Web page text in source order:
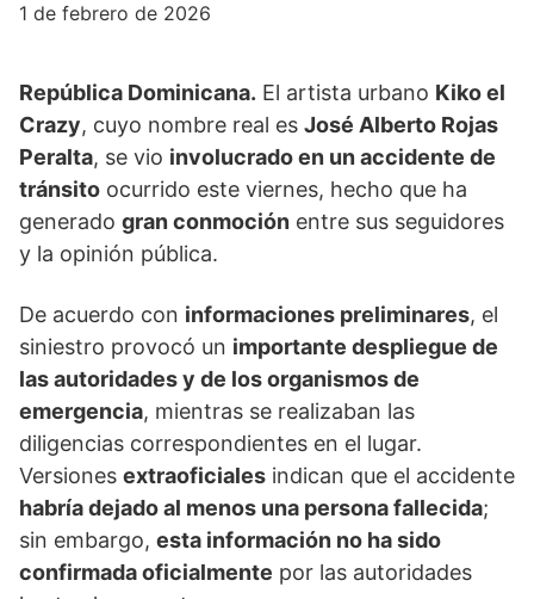
1 de febrero de 2026
República Dominicana. El artista urbano Kiko el
Crazy, cuyo nombre real es José Alberto Rojas
Peralta, se vio involucrado en un accidente de
tránsito ocurrido este viernes, hecho que ha
generado gran conmoción entre sus seguidores
y la opinión pública.
De acuerdo con informaciones preliminares, el
siniestro provocó un importante despliegue de
las autoridades y de los organismos de
emergencia, mientras se realizaban las
diligencias correspondientes en el lugar.
Versiones extraoficiales indican que el accidente
habría dejado al menos una persona fallecida;
sin embargo, esta información no ha sido
confirmada oficialmente por las autoridades